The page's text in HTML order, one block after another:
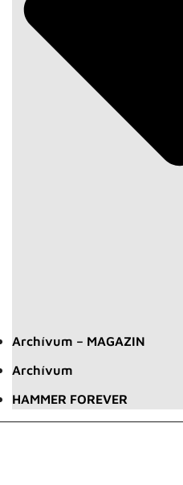
Archívum – MAGAZIN
Archívum
HAMMER FOREVER